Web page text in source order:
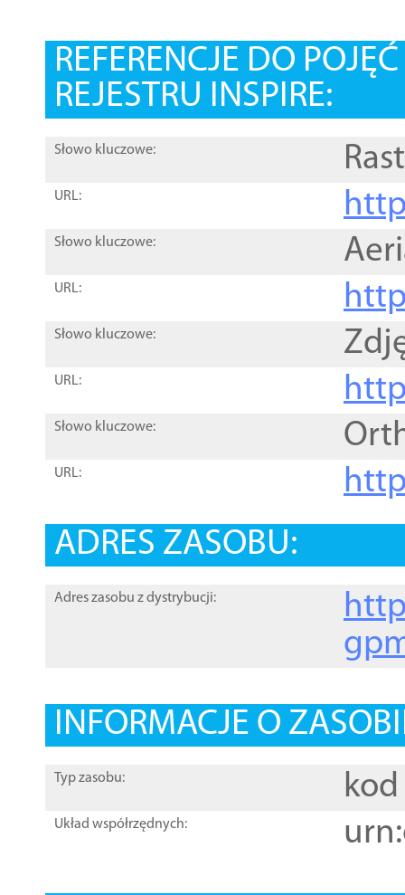
REFERENCJE DO
REJESTRU INSPIRE:
Słowo kluczowe:
URL:
Słowo kluczowe:
URL:
Słowo kluczowe:
URL:
Słowo kluczowe:
URL:
ADRES ZASOBU:
Adres zasobu z dystrybucji:
INFORMACJE O
Typ zasobu: kod
Układ współrzędnych: